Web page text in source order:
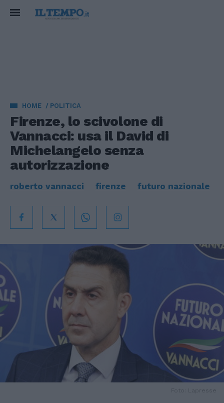
HOME POLITICA
Firenze, lo scivolone di
Vannacci: usa il David di
Michelangelo senza
autorizzazione
roberto vannacci firenze futuro nazionale